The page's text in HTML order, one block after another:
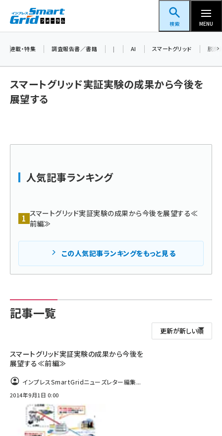
ン
スマートグリッドフォーラム
検索 MENU
ngn (280)
aitras (186)
タンデム (150)
連載・特集 調査報告書／書籍 | AI スマートグリッド 脱炭
スマートグリッド実証実験の成果から今後を
展望する
人気記事ランキング
スマートグリッド実証実験の成果から今後を展望する≪
前編≫
この人気記事ランキングをもっと見る
記事一覧
スマートグリッド実証実験の成果から今後を
展望する≪前編≫
インプレスSmartGridニューズレター編集...
2014年9月1日 0:00